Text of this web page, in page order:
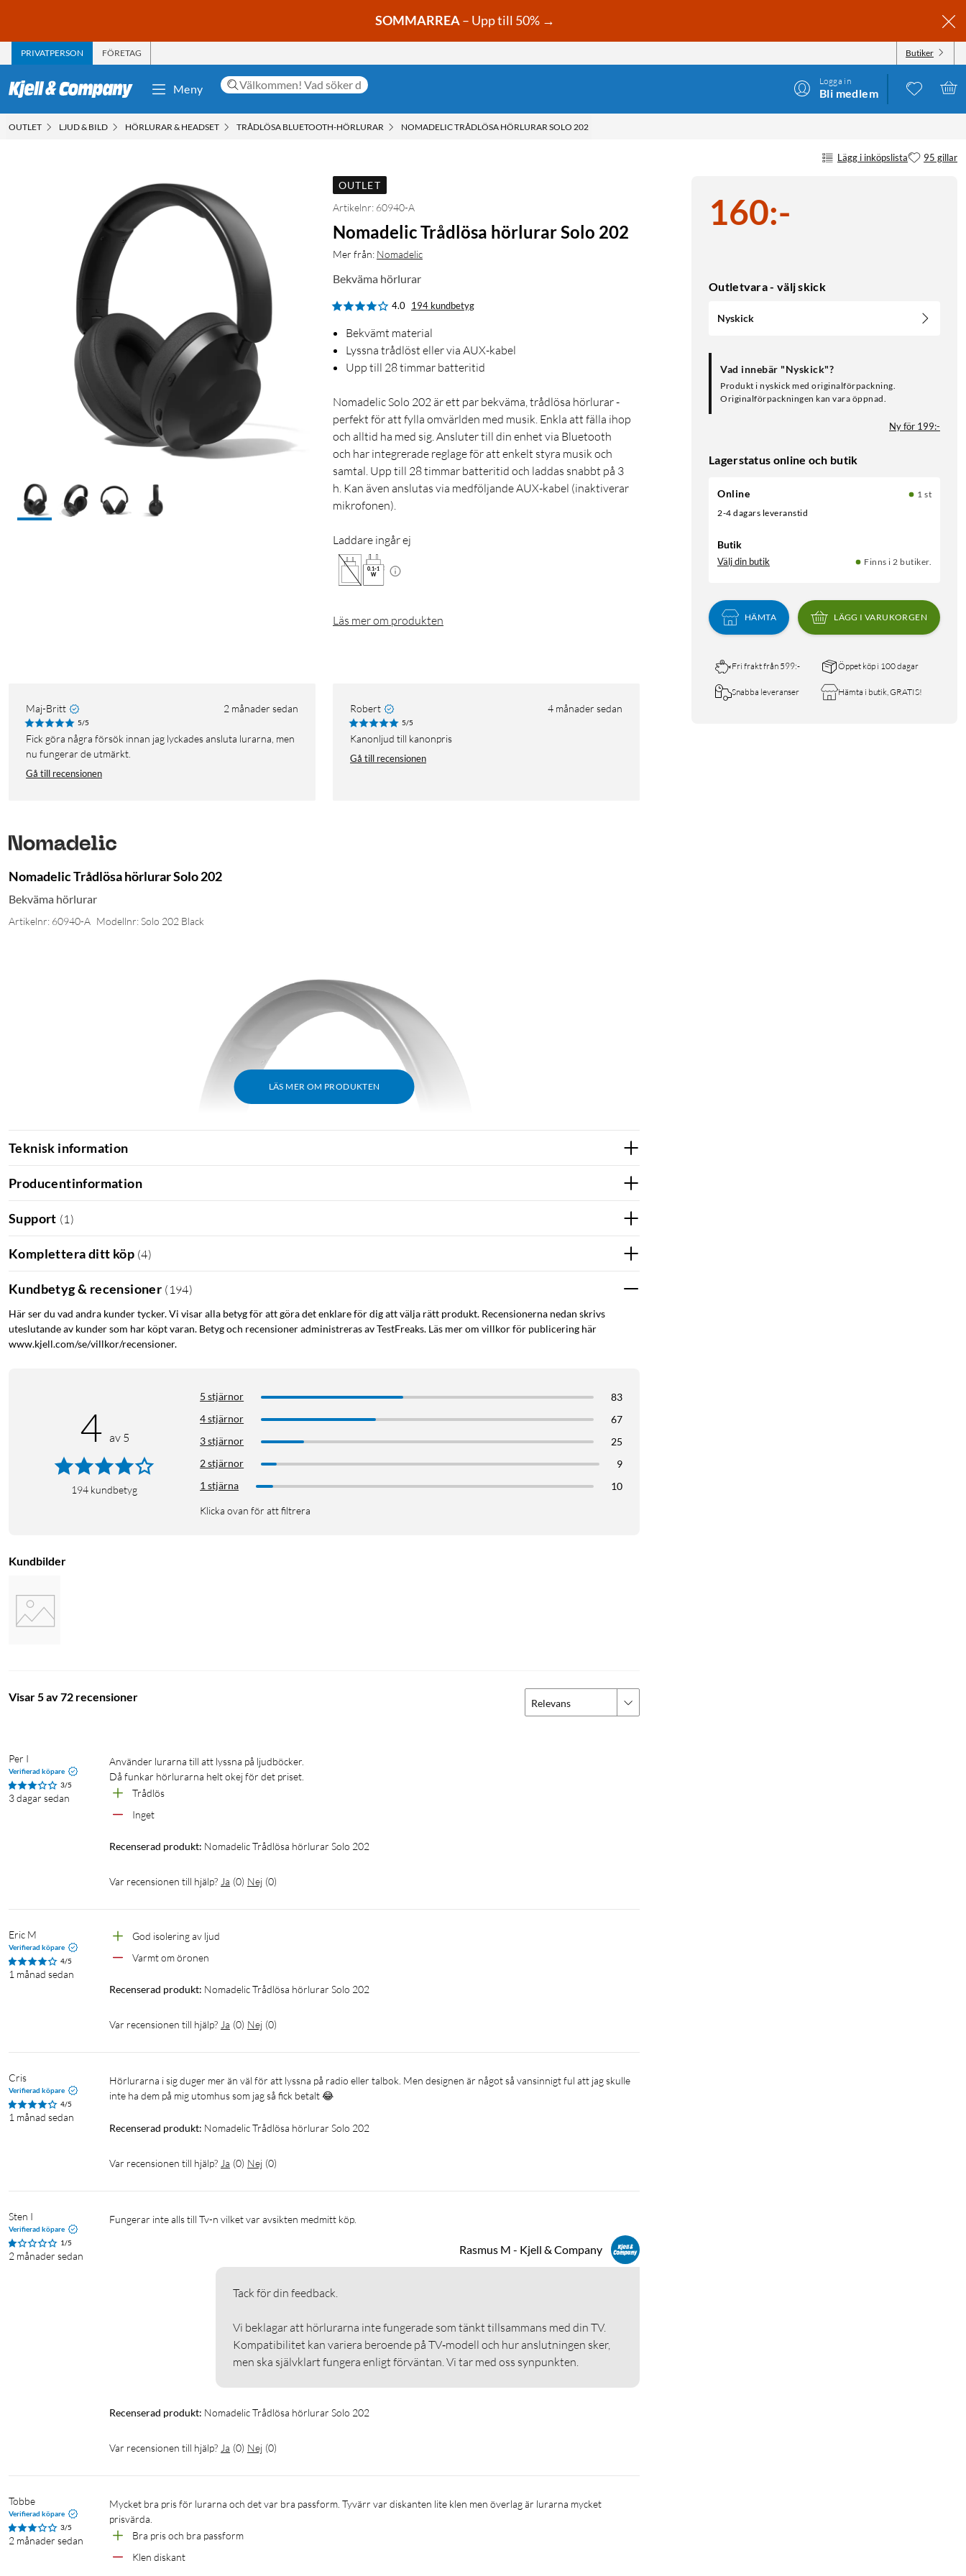
SOMMARREA– Upp till 50% →
PRIVATPERSON FÖRETAG Butiker
Meny
Logga in
Bli medlem
OUTLET LJUD & BILD HÖRLURAR & HEADSET TRÅDLÖSA BLUETOOTH-HÖRLURAR NOMADELIC TRÅDLÖSA HÖRLURAR SOLO 202
Lägg i inköpslista 95 gillar
160:-
Outletvara - välj skick
Nyskick
Vad innebär "Nyskick"?
Produkt i nyskick med originalförpackning.
Originalförpackningen kan vara öppnad.
Ny för 199:-
Lagerstatus online och butik
Online
1 st
2-4 dagars leveranstid
Butik
Välj din butik Finns i 2 butiker.
HÄMTA LÄGG I VARUKORGEN
Fri frakt från 599:- Öppet köp i 100 dagar
Snabba leveranser Hämta i butik, GRATIS!
OUTLET
Artikelnr: 60940-A
Nomadelic Trådlösa hörlurar Solo 202
Mer från: Nomadelic
Bekväma hörlurar
4.0 194 kundbetyg
Bekvämt material
Lyssna trådlöst eller via AUX-kabel
Upp till 28 timmar batteritid
Nomadelic Solo 202 är ett par bekväma, trådlösa hörlurar -
perfekt för att fylla omvärlden med musik. Enkla att fälla ihop
och alltid ha med sig. Ansluter till din enhet via Bluetooth
och har integrerade reglage för att enkelt styra musik och
samtal. Upp till 28 timmar batteritid och laddas snabbt på 3
h. Kan även anslutas via medföljande AUX-kabel (inaktiverar
mikrofonen).
Laddare ingår ej
0.1-1
W
Läs mer om produkten
Maj-Britt 2 månader sedan
5/5
Fick göra några försök innan jag lyckades ansluta lurarna, men
nu fungerar de utmärkt.
Gå till recensionen
Robert 4 månader sedan
5/5
Kanonljud till kanonpris
Gå till recensionen
Nomadelic Trådlösa hörlurar Solo 202
Bekväma hörlurar
Artikelnr: 60940-A Modellnr: Solo 202 Black
LÄS MER OM PRODUKTEN
Bekväma hörlurar med låg vikt
Nomadelic Solo 202 är gjorda för att lyssna länge med. De väger endast 190 g och har mjukt vadderade öronkåpor av konstläder
för bekväm användning under flygresan eller pendlingen. Med vikbar design tar de även mindre plats i väskan.
ljudboken? Anslut den medföljande ljudkabel och fortsätt lyssna (vid kabelanslutning inaktiveras mikrofonen).
Impedans: 16 Ω+/-15% At 1KHZ
Räckvidd: ca 10 m
Laddning: 5 V/1 A
Vikt: 190 g
Levereras med USB-C-kabel och AUX-kabel (1m)
Teknisk information
Producentinformation
Support (1 )
Komplettera ditt köp (4)
Kundbetyg & recensioner ( 194)
Här ser du vad andra kunder tycker. Vi visar alla betyg för att göra det enklare för dig att välja rätt produkt. Recensionerna nedan skrivs
uteslutande av kunder som har köpt varan. Betyg och recensioner administreras av TestFreaks. Läs mer om villkor för publicering här
www.kjell.com/se/villkor/recensioner.
4 av 5
194 kundbetyg
5 stjärnor
83
4 stjärnor
67
3 stjärnor
25
2 stjärnor
9
1 stjärna
10
Klicka ovan för att filtrera
Kundbilder
Visar 5 av 72 recensioner Relevans
Per I
Verifierad köpare
3/5
3 dagar sedan
Använder lurarna till att lyssna på ljudböcker.
Då funkar hörlurarna helt okej för det priset.
Trådlös
Inget
Recenserad produkt: Nomadelic Trådlösa hörlurar Solo 202
Var recensionen till hjälp? Ja (0) Nej (0)
Eric M
Verifierad köpare
4/5
1 månad sedan
God isolering av ljud
Varmt om öronen
Recenserad produkt: Nomadelic Trådlösa hörlurar Solo 202
Var recensionen till hjälp? Ja (0) Nej (0)
Cris
Verifierad köpare
4/5
1 månad sedan
Hörlurarna i sig duger mer än väl för att lyssna på radio eller talbok. Men designen är något så vansinnigt ful att jag skulle
inte ha dem på mig utomhus som jag så fick betalt 😂
Recenserad produkt: Nomadelic Trådlösa hörlurar Solo 202
Var recensionen till hjälp? Ja (0) Nej (0)
Sten I
Verifierad köpare
1/5
2 månader sedan
Fungerar inte alls till Tv-n vilket var avsikten medmitt köp.
Rasmus M - Kjell & Company
Tack för din feedback.
Vi beklagar att hörlurarna inte fungerade som tänkt tillsammans med din TV.
Kompatibilitet kan variera beroende på TV‑modell och hur anslutningen sker,
men ska självklart fungera enligt förväntan. Vi tar med oss synpunkten.
Recenserad produkt: Nomadelic Trådlösa hörlurar Solo 202
Var recensionen till hjälp? Ja (0) Nej (0)
Tobbe
Verifierad köpare
3/5
2 månader sedan
Mycket bra pris för lurarna och det var bra passform. Tyvärr var diskanten lite klen men överlag är lurarna mycket
prisvärda.
Bra pris och bra passform
Klen diskant